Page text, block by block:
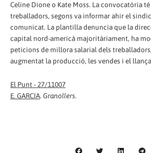
Celine Dione o Kate Moss. La convocatòria
treballadors, segons va informar ahir el
comunicat. La plantilla denuncia que la
capital nord-americà majoritàriament, ha
peticions de millora salarial dels
augmentat la producció, les vendes i el
El Punt - 27/11007
E. GARCIA. Granollers.